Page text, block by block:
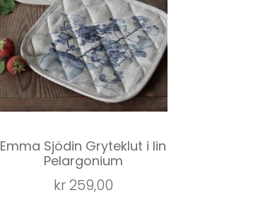
Emma Sjödin Gryteklut i lin
Pelargonium
kr259,00